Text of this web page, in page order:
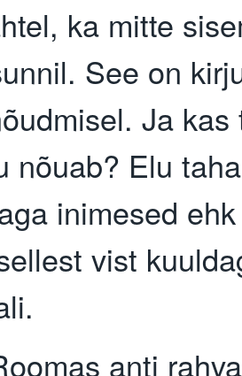
ka mitte
See on
Ja kas
nõuab? Elu
inimesed
vist
anti